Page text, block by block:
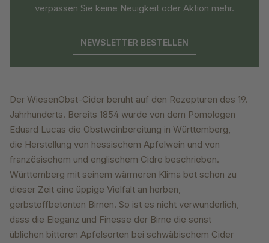
verpassen Sie keine Neuigkeit oder Aktion mehr.
NEWSLETTER BESTELLEN
Der WiesenObst-Cider beruht auf den Rezepturen des 19.
Jahrhunderts. Bereits 1854 wurde von dem Pomologen
Eduard Lucas die Obstweinbereitung in Württemberg,
die Herstellung von hessischem Apfelwein und von
französischem und englischem Cidre beschrieben.
Württemberg mit seinem wärmeren Klima bot schon zu
dieser Zeit eine üppige Vielfalt an herben,
gerbstoffbetonten Birnen. So ist es nicht verwunderlich,
dass die Eleganz und Finesse der Birne die sonst
üblichen bitteren Apfelsorten bei schwäbischem Cider